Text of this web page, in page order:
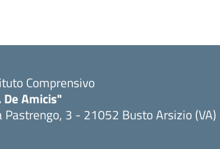
Comprensivo
De Amicis"
Pastrengo, 3 - 21052 Busto Arsizio (VA)